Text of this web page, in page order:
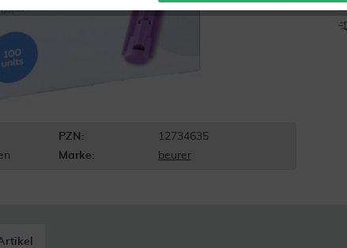
PZN:
12734635
Marke: beurer